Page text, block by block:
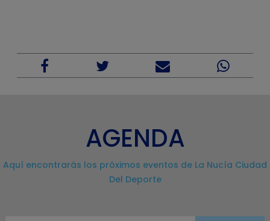
AGENDA
Aquí encontrarás los próximos eventos de La Nucía Ciudad
Del Deporte